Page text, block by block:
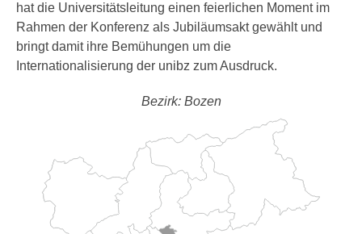
hat die Universitätsleitung einen feierlichen Moment im
Rahmen der Konferenz als Jubiläumsakt gewählt und
bringt damit ihre Bemühungen um die
Internationalisierung der unibz zum Ausdruck.
Bezirk: Bozen